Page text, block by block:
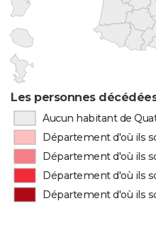
Les personnes
Aucun habitant de
Département d'où ils
Département d'où ils
Département d'où ils
Département d'où ils